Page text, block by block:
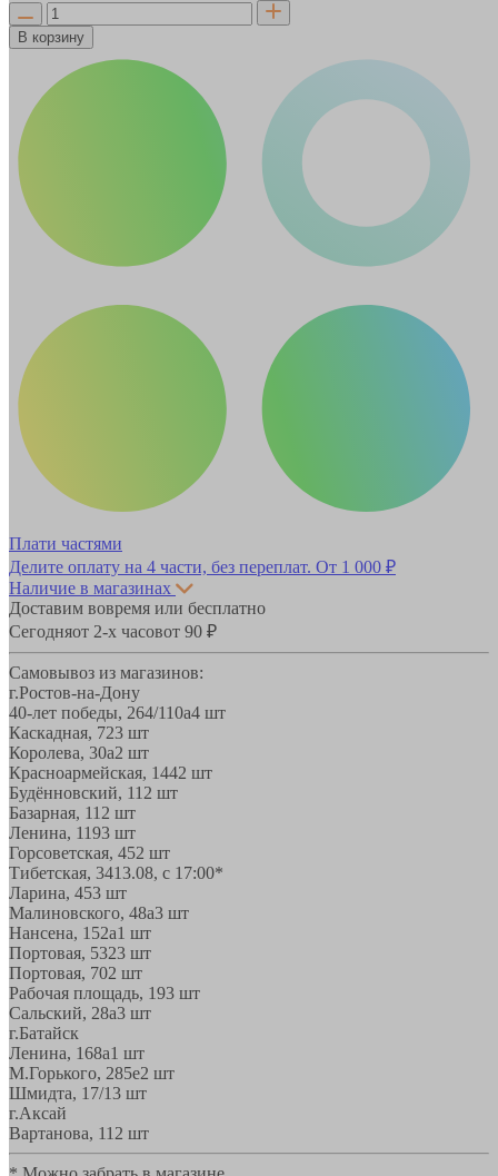
В корзину
Плати частями
Делите оплату на 4 части, без переплат. От 1 000 ₽
Наличие в магазинах
Доставим вовремя или бесплатно
Сегодняот 2-х часовот 90 ₽
Самовывоз из магазинов:
г.Ростов-на-Дону
40-лет победы, 264/110а4 шт
Каскадная, 723 шт
Королева, 30а2 шт
Красноармейская, 1442 шт
Будённовский, 11 2 шт
Базарная, 11 2 шт
Ленина, 1193 шт
Горсоветская, 452 шт
Тибетская, 3413.08, с 17:00*
Ларина, 453 шт
Малиновского, 48а3 шт
Нансена, 152а1 шт
Портовая, 5323 шт
Портовая, 702 шт
Рабочая площадь, 193 шт
Сальский, 28a3 шт
г.Батайск
Ленина, 168а1 шт
М.Горького, 285е2 шт
Шмидта, 17/13 шт
г.Аксай
Вартанова, 11 2 шт